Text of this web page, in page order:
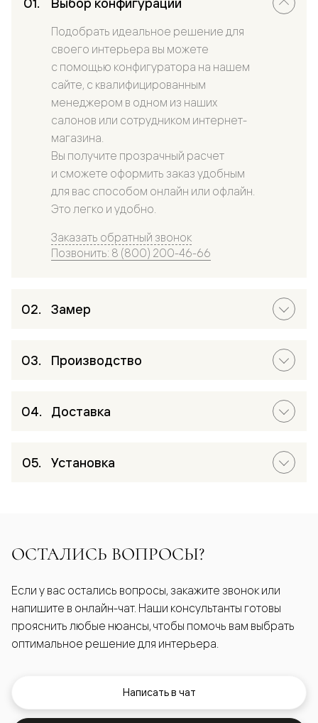
Подобрать идеальное решение для
своего интерьера вы можете
с помощью конфигуратора на нашем
сайте, с квалифицированным
менеджером в одном из наших
салонов или сотрудником интернет-
магазина.
Вы получите прозрачный расчет
и сможете оформить заказ удобным
для вас способом онлайн или офлайн.
Это легко и удобно.
Заказать обратный звонок
Позвонить: 8 (800) 200-46-66
Замер
Производство
Доставка
Установка
ОСТАЛИСЬ ВОПРОСЫ?
Если у вас остались вопросы, закажите звонок или
напишите в онлайн-чат. Наши консультанты готовы
прояснить любые нюансы, чтобы помочь вам выбрать
оптимальное решение для интерьера.
Написать в чат